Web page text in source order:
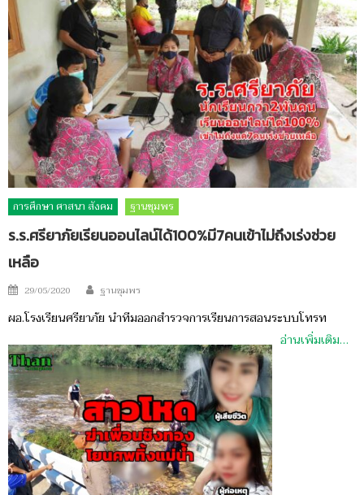
การศึกษา ศาสนา สังคม ฐานชุมพร
ร.ร.ศรียาภัยเรียนออนไลน์ได้100%มี7คนเข้าไม่ถึงเร่งช่วย
เหลือ
Posted
29/05/2020 Author
ฐานชุมพร
ผอ.โรงเรียนศรียาภัย นำทีมออกสำรวจการเรียนการสอนระบบโทรท
อ่านเพิ่มเติม…